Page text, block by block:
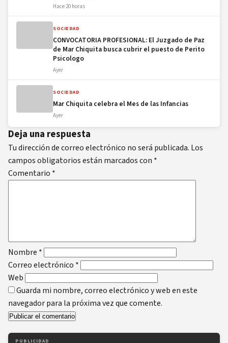
Hace 20 horas
SOCIEDAD
CONVOCATORIA PROFESIONAL: El Juzgado de Paz
de Mar Chiquita busca cubrir el puesto de Perito
Psicologo
Ayer
SOCIEDAD
Mar Chiquita celebra el Mes de las Infancias
Ayer
Deja una respuesta
Tu dirección de correo electrónico no será publicada. Los
campos obligatorios están marcados con *
Comentario *
Nombre *
Correo electrónico *
Web
Guarda mi nombre, correo electrónico y web en este
navegador para la próxima vez que comente.
PUBLICIDAD